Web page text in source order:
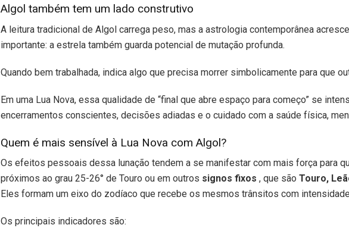
Algol também tem um lado construtivo
A leitura tradicional de Algol carrega peso, mas a astrologia contemporânea
importante: a estrela também guarda potencial de mutação profunda.
Quando bem trabalhada, indica algo que precisa morrer simbolicamente para que
Em uma Lua Nova, essa qualidade de “final que abre espaço para começo” se
encerramentos conscientes, decisões adiadas e o cuidado com a saúde física,
Quem é mais sensível à Lua Nova com Algol?
Os efeitos pessoais dessa lunação tendem a se manifestar com mais força para
próximos ao grau 25-26° de Touro ou em outros signos fixos , que são Touro,
Eles formam um eixo do zodíaco que recebe os mesmos trânsitos com
Os principais indicadores são: